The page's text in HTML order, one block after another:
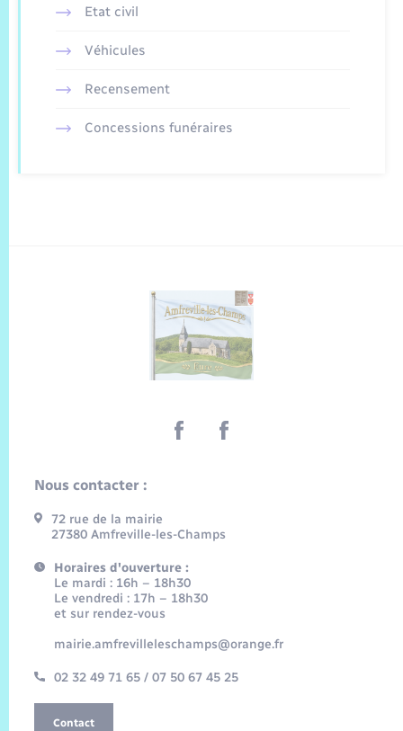
Etat civil
Véhicules
Recensement
Concessions funéraires
Nous contacter :
72 rue de la mairie
27380 Amfreville-les-Champs
Horaires d'ouverture :
Le mardi : 16h – 18h30
Le vendredi : 17h – 18h30
et sur rendez-vous
mairie.amfrevilleleschamps@orange.fr
02 32 49 71 65 / 07 50 67 45 25
Contact